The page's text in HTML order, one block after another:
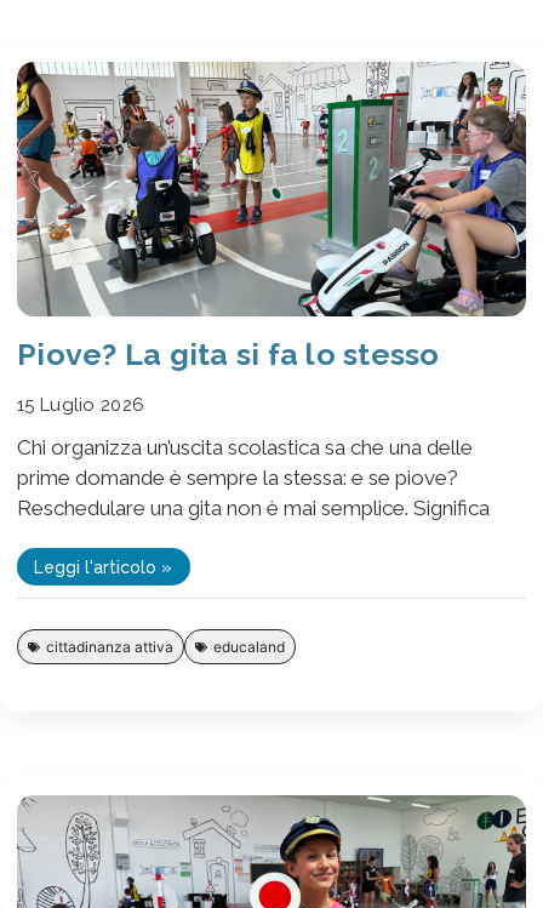
Piove? La gita si fa lo stesso
15 Luglio 2026
Chi organizza un’uscita scolastica sa che una delle
prime domande è sempre la stessa: e se piove?
Reschedulare una gita non è mai semplice. Significa
Leggi l'articolo »
cittadinanza attiva educaland